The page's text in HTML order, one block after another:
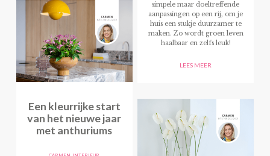
Een kleurrijke start
van het nieuwe jaar
met anthuriums
simpele maar doeltreffende
aanpassingen op een rij, om je
huis een stukje duurzamer te
maken. Zo wordt groen leven
haalbaar en zelfs leuk!
LEES MEER